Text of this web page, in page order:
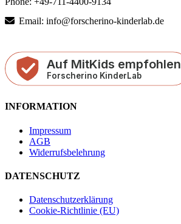
Email: info@forscherino-kinderlab.de
INFORMATION
Impressum
AGB
Widerrufsbelehrung
DATENSCHUTZ
Datenschutzerklärung
Cookie-Richtlinie (EU)